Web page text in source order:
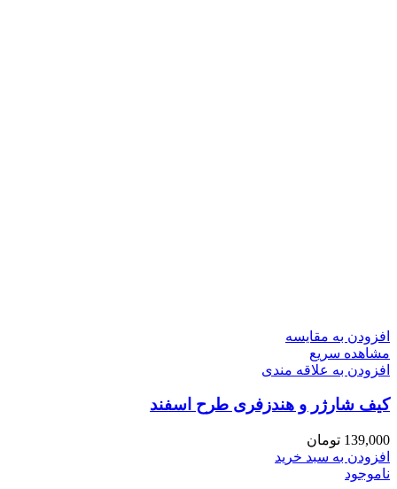
افزودن به مقایسه
مشاهده سریع
افزودن به علاقه مندی
کیف شارژر و هندزفری طرح اسفند
139,000 تومان
افزودن به سبد خرید
ناموجود